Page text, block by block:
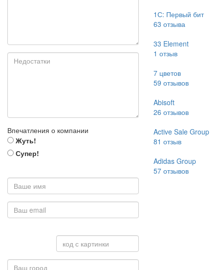
Впечатления о компании
Жуть!
Супер!
1С: Первый бит
63 отзыва
33 Element
1 отзыв
7 цветов
59 отзывов
Abisoft
26 отзывов
Active Sale Group
81 отзыв
Adidas Group
57отзывов